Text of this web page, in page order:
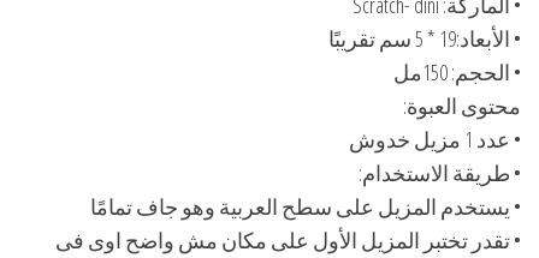
• الأبعاد:19 * 5 سم تقريبًا
• الحجم: 150مل
محتوى العبوة:
• عدد 1 مزيل خدوش
• طريقة الاستخدام:
• يستخدم المزيل على سطح العربية وهو جاف تمامًا
• تقدر تختبر المزيل الأول على مكان مش واضح اوى فى